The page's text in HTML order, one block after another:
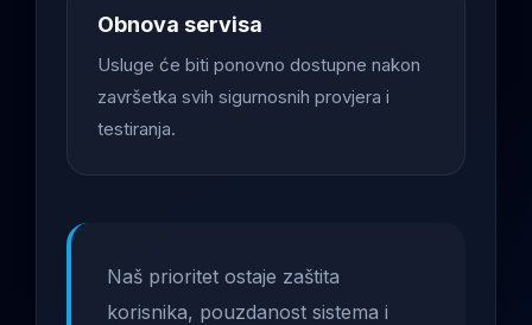
Obnova servisa
Usluge će biti ponovno dostupne nakon
završetka svih sigurnosnih provjera i
testiranja.
Naš prioritet ostaje zaštita
korisnika, pouzdanost sistema i